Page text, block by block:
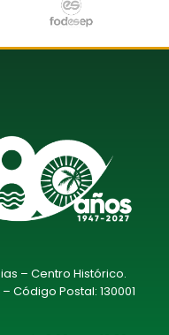
– Centro Histórico.
Código Postal: 130001